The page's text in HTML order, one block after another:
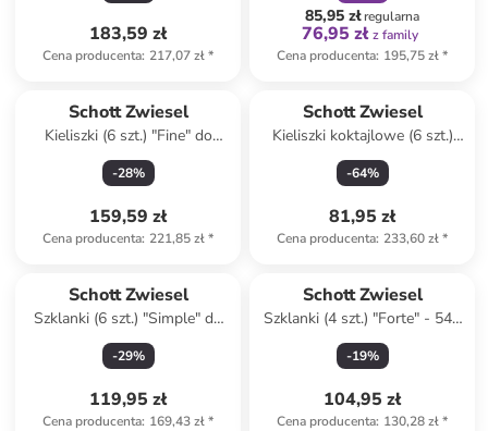
183,59 zł
Cena producenta: 217,07 zł*
85,95 złregularna
76,95 zł z family
Cena producenta: 195,75 zł*
Schott Zwiesel
Kieliszki (6 szt.) "Fine" do
czerwonego wina - 486 ml
-28%
159,59 zł
Cena producenta: 221,85 zł*
Schott Zwiesel
Kieliszki koktajlowe (6 szt.)
"Bar Special" - 530 ml
-64%
81,95 zł
Cena producenta: 233,60 zł*
Schott Zwiesel
Szklanki (6 szt.) "Simple" do
whiskey - 300 ml
-29%
119,95 zł
Cena producenta: 169,43 zł*
Schott Zwiesel
Szklanki (4 szt.) "Forte" - 548
ml
-19%
104,95 zł
Cena producenta: 130,28 zł*